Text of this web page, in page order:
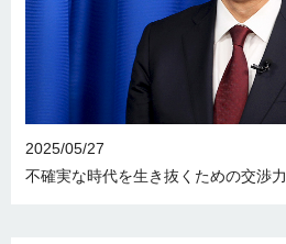
2025/05/27
不確実な時代を生き抜くための交渉力